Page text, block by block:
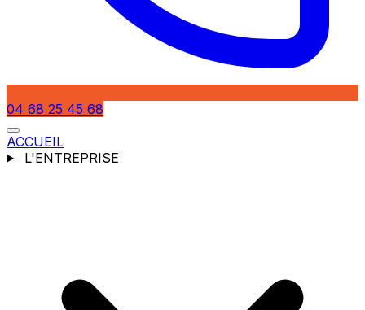
04 68 25 45 68
ACCUEIL
L'ENTREPRISE